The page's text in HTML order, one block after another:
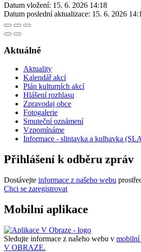
Datum vložení: 15. 6. 2026 14:18
Datum poslední aktualizace: 15. 6. 2026
Aktuálně
Aktuality
Kalendář akcí
Plán kulturních akcí
Hlášení rozhlasu
Zpravodaj obce
Fotogalerie
Smuteční oznámení
Vzpomínáme
Informace - slintavka a kulhavka
Přihlášení k odběru zpráv
Dostávejte informace z našeho webu
Chci se zaregistrovat
Mobilní aplikace
Sledujte informace z našeho webu v mobilní
V OBRAZE.